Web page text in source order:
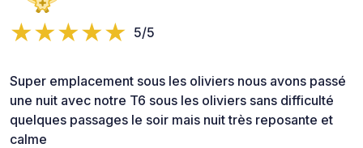
5/5
Super emplacement sous les oliviers nous avons passé
une nuit avec notre T6 sous les oliviers sans difficulté
quelques passages le soir mais nuit très reposante et
calme